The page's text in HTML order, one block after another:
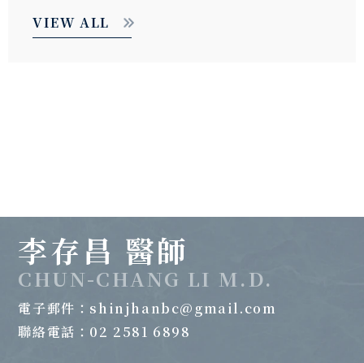
VIEW ALL
李存昌 醫師
CHUN-CHANG LI M.D.
電子郵件： shinjhanbc@gmail.com
聯絡電話：02 2581 6898